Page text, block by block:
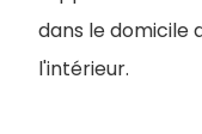
dans le domicile
l'intérieur.